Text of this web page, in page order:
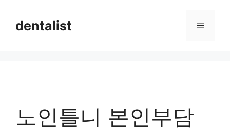
dentalist 메
노인틀니 본인부담